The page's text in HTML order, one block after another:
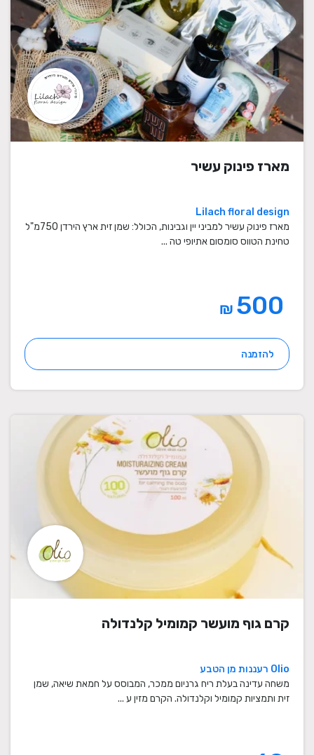
מארז פינוק עשיר
Lilach floral design
מארז פינוק עשיר למביני יין וגבינות, הכולל: שמן זית ארץ הירדן 750מ"ל
טחינת הטווס סומסום אתיופי טה ...
₪
להזמנה
קרם גוף מועשר קמומיל קלנדולה
Olio רעננות מן הטבע
משחה עדינה בעלת ריח גרניום ממכר, המבוסס על חמאת שיאה, שמן
זית ותמציות קמומיל וקלנדולה. הקרם מזין ע ...